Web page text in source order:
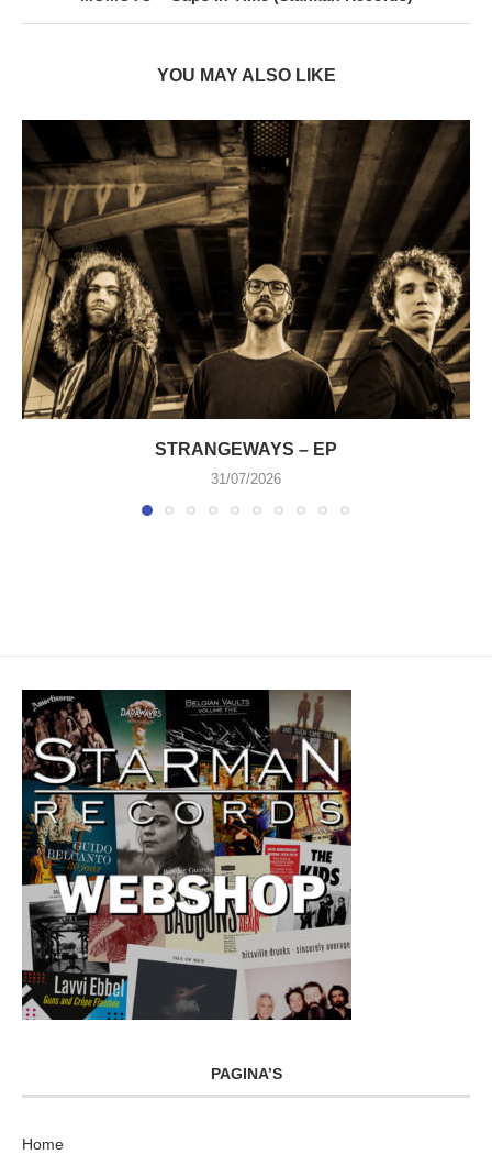
YOU MAY ALSO LIKE
STRANGEWAYS – EP
31/07/2026
PAGINA’S
Home